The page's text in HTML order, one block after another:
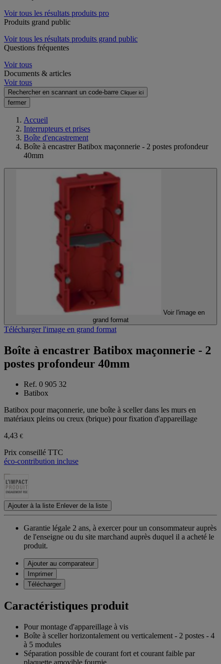
Voir tous les résultats produits pro
Produits grand public
Voir tous les résultats produits grand public
Questions fréquentes
Voir tous
Documents & articles
Voir tous
Rechercher en scannant un code-barre Cliquer ici
fermer
Accueil
Interrupteurs et prises
Boîte d'encastrement
Boîte à encastrer Batibox maçonnerie - 2 postes profondeur
40mm
Voir l'image en
grand format
Télécharger l'image en grand format
Boîte à encastrer Batibox maçonnerie - 2
postes profondeur 40mm
Ref. 0 905 32
Batibox
Batibox pour maçonnerie, une boîte à sceller dans les murs en
matériaux pleins ou creux (brique) pour fixation d'appareillage
4,43 €
Prix conseillé TTC
éco-contribution incluse
Ajouter à la liste Enlever de la liste
Garantie légale 2 ans, à exercer pour un consommateur auprès
de l'enseigne ou du site marchand auprès duquel il a acheté le
produit.
Ajouter au comparateur
Imprimer
Télécharger
Caractéristiques produit
Pour montage d'appareillage à vis
Boîte à sceller horizontalement ou verticalement - 2 postes - 4
à 5 modules
Séparation possible de courant fort et courant faible par